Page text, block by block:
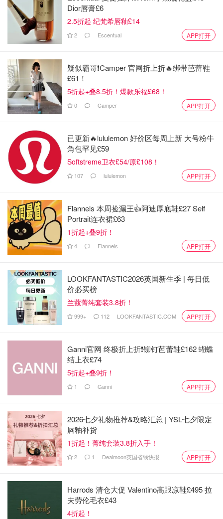
Dior唇膏£6
2.5折起 纪梵希唇釉£14
2 Escentual APP打开
疑似霸哥❗️Camper 官网折上折🔥绑带芭蕾鞋
£61！
5折起+叠8.5折！爆款乐福£68！
0 Camper APP打开
已更新🔥lululemon 好价区每周上新 大号粉牛
角包罕见£59
Softstreme卫衣£54/原£108！
107 lululemon APP打开
Flannels 本周捡漏王👍阿迪厚底鞋£27 Self
Portrait连衣裙£63
1折起+叠9折！
4 Flannels APP打开
LOOKFANTASTIC2026英国新生季 | 每日低
价必买榜
兰蔻菁纯套装3.8折！
999+ 112 LOOKFANTASTIC.COM APP打开
Ganni官网 终极折上折❗️铆钉芭蕾鞋£162 蝴蝶
结上衣£74
5折起+叠9折！
1 Ganni APP打开
2026七夕礼物推荐&攻略汇总 | YSL七夕限定
唇釉补货
1折起！菁纯套装3.8折入手！
2 1 Dealmoon英国省钱快报 APP打开
Harrods 清仓大促 Valentino高跟凉鞋£495 拉
夫劳伦毛衣£43
4折起！